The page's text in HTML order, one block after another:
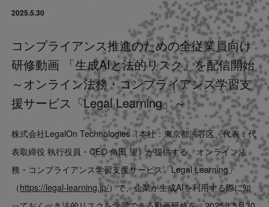
Service
News
Recruit
LegalOn Now
Contact
US website
2025.5.30
コンプライアンス推進のための全従業員向け
研修動画 「生成AIと法的リスク」を配信開始
～オンライン法務・コンプライアンス学習支
援サービス「Legal Learning」～
株式会社LegalOn Technologies（本社：東京都渋谷区、代表：代
表取締役 執行役員・CEO 角田 望）が提供する、オンライン法
務・コンプライアンス学習支援サービス「Legal Learning」
（https://legal-learning.jp/）で、企業が生成AIを利用する際に知